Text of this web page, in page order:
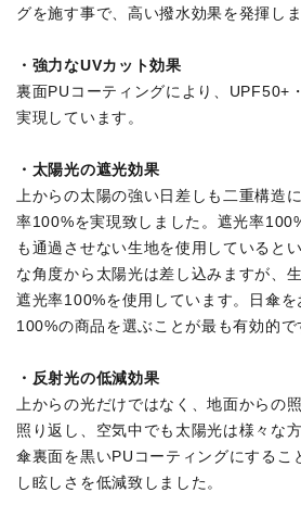
グを施す事で、高い撥水効果を発揮しま
・強力なUVカット効果
裏面PUコーティングにより、UPF50+
実現しています。
・太陽光の遮光効果
上からの太陽の強い日差しも二重構造
率100%を実現致しました。遮光率
も通過させない生地を使用していると
な角度から太陽光は差し込みますが、
遮光率100%を使用しています。日傘
100%の商品を選ぶことが最も有効的で
・反射光の低減効果
上からの光だけではなく、地面からの
照り返し、空気中でも太陽光は様々な
傘裏面を黒いPUコーティングにするこ
し眩しさを低減致しました。